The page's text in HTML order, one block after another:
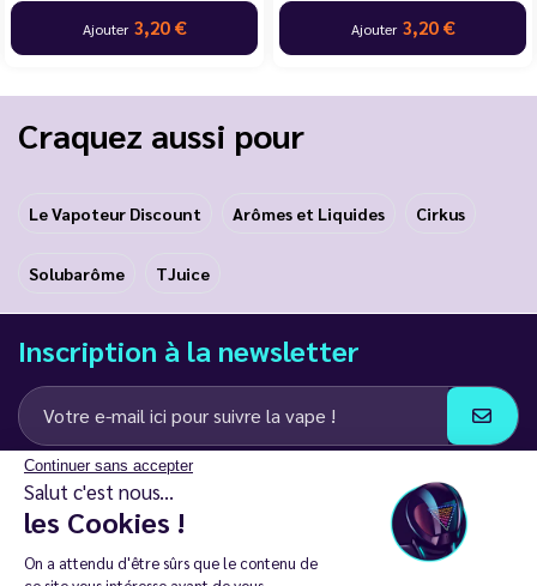
Continuer sans accepter
Salut c'est nous...
les Cookies !
On a attendu d'être sûrs que le contenu de
Ajouter 3,20 € Ajouter 3,20 €
Craquez aussi pour
Le Vapoteur Discount Arômes et Liquides Cirkus
Solubarôme TJuice
Inscription à la newsletter
J’accepte de recevoir des communications e-mail et SMS de la part de
LD Groupe
Restez en contact